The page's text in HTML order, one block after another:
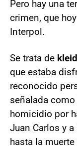
Pero hay una
crimen, que
Interpol.
Se trata de
que estaba
reconocido
señalada
homicidio por
Juan Carlos y
hasta la